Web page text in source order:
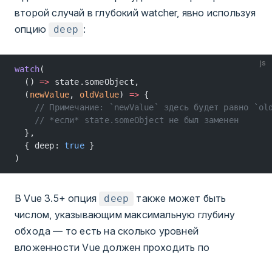
второй случай в глубокий watcher, явно используя
опцию
deep :
js
watch(
  ()
=> state.someObject,
  (
newValue, oldValue) => {
// Примечание: `newValue` здесь будет равно
    // *если* state.someObject не был заменен
  },
  { deep:
true }
)
В Vue 3.5+ опция deep
также может быть
числом, указывающим максимальную глубину
обхода — то есть на сколько уровней
вложенности Vue должен проходить по